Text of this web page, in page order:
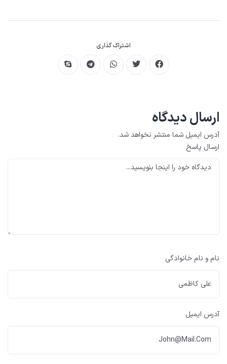
اشتراک گذاری
ارسال دیدگاه
آدرس ایمیل شما منتشر نخواهد شد.
ارسال پاسخ
نام و نام خانوادگی
آدرس ایمیل